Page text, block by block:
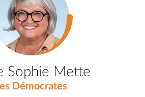
Sophie Mette
Démocrates